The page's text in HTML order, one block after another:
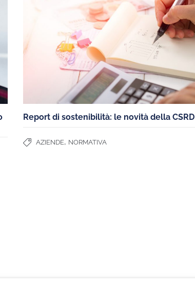
Report di sostenibilità: le novità della CSRD
AZIENDE, NORMATIVA